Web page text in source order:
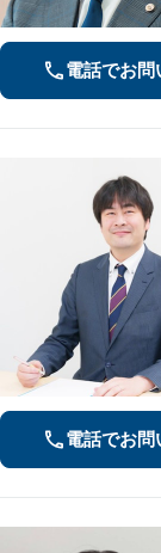
電話でお問
電話でお問